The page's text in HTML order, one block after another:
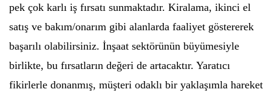
pek çok karlı iş fırsatı sunmaktadır. Kiralama, ikinci el
satış ve bakım/onarım gibi alanlarda faaliyet göstererek
başarılı olabilirsiniz. İnşaat sektörünün büyümesiyle
birlikte, bu fırsatların değeri de artacaktır. Yaratıcı
fikirlerle donanmış, müşteri odaklı bir yaklaşımla hareket